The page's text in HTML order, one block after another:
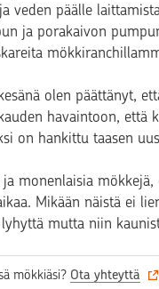
veden päälle
ja porakaivon
olen päättänyt,
havaintoon,
on hankittu taasen
monenlaisia
Mikään näistä ei
mutta niin
mökkiäsi? Ota yhteyttä